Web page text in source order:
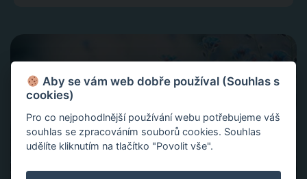
Aby se vám web dobře používal (Souhlas s
cookies)
Pro co nejpohodlnější používání webu potřebujeme váš
souhlas se zpracováním souborů cookies. Souhlas
udělíte kliknutím na tlačítko "Povolit vše".